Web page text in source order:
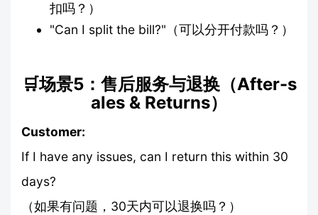
扣吗？）
"Can I split the bill?"（可以分开付款吗？）
🛒场景5：售后服务与退换（After-s
ales & Returns）
Customer:
If I have any issues, can I return this within 30
days?
（如果有问题，30天内可以退换吗？）